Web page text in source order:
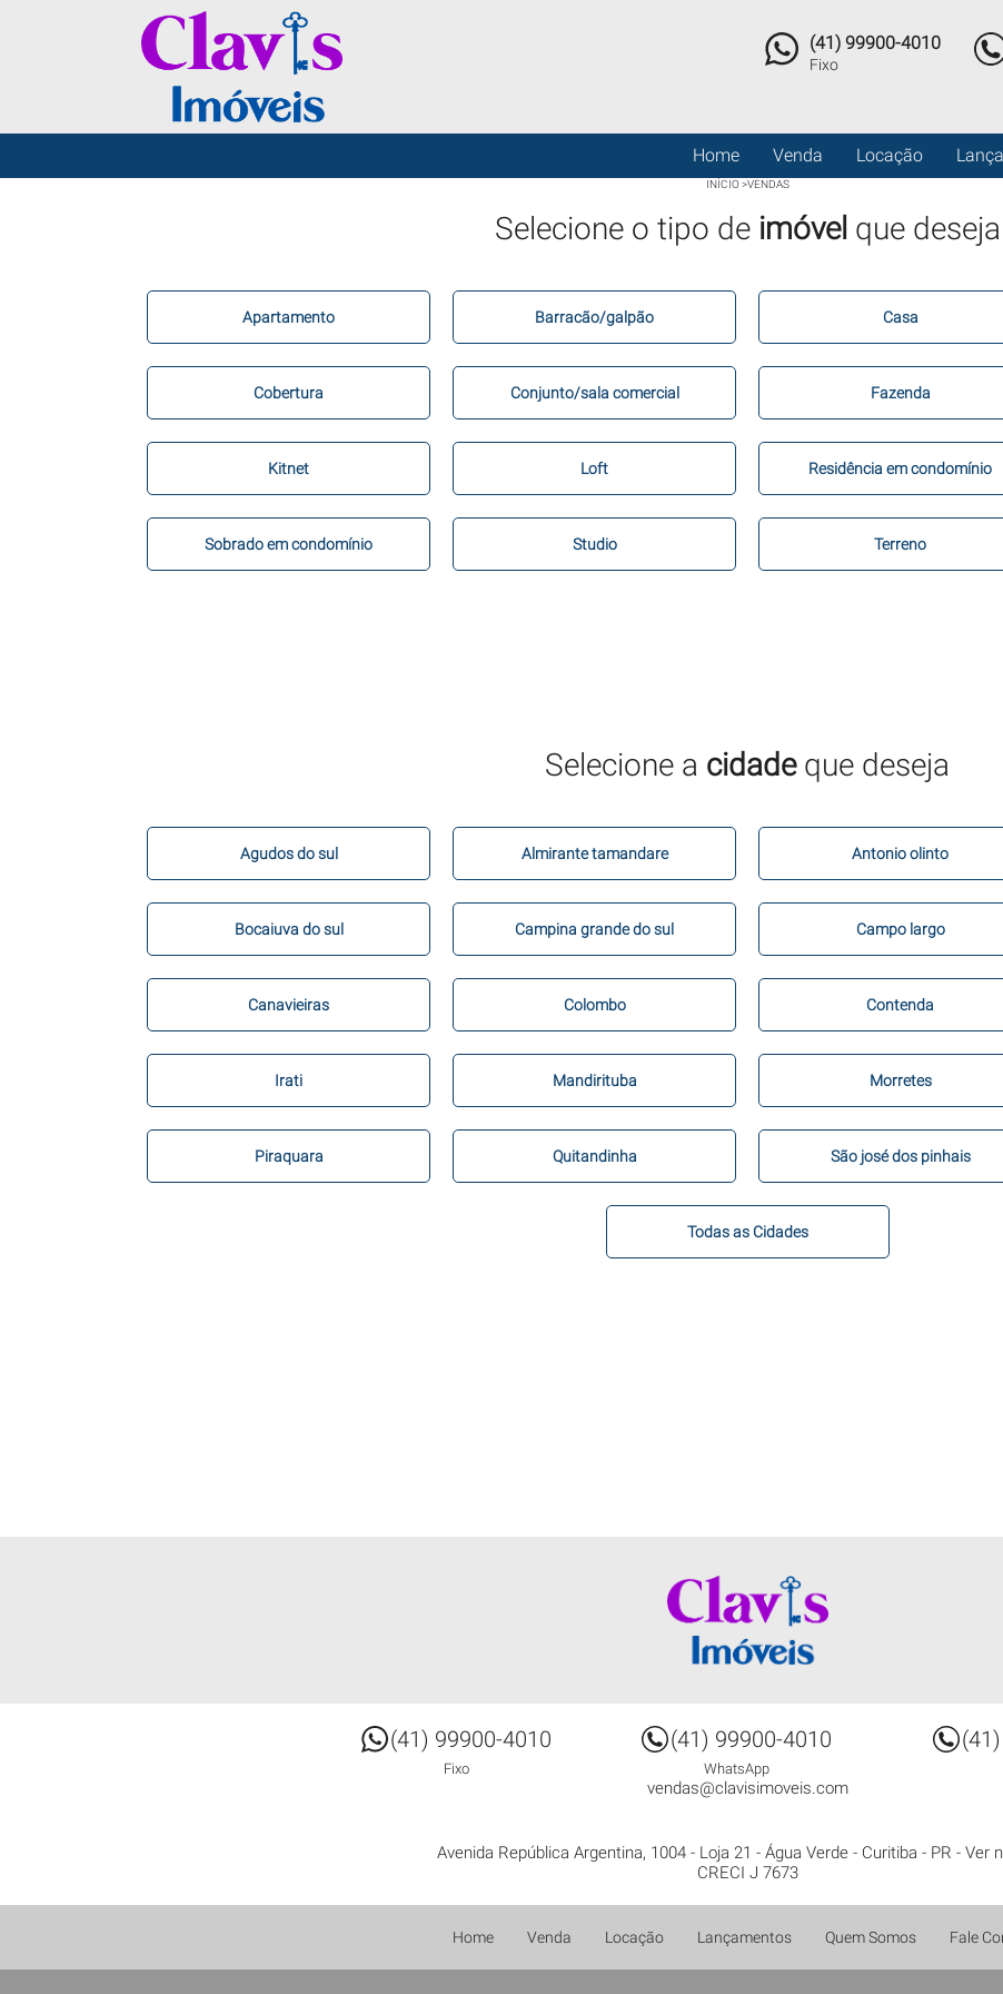
(41) 99900-4010
Fixo
Home Venda Locação
INÍCIO>VENDAS
Selecione o tipo de imóvel que deseja
Apartamento Barracão/galpão Casa
Cobertura Conjunto/sala comercial Fazenda
Kitnet Loft Residência em condomínio
Sobrado em condomínio Studio Terreno
Selecione a cidadeque deseja
Agudos do sul Almirante tamandare Antonio olinto
Bocaiuva do sul Campina grande do sul Campo largo
Canavieiras Colombo Contenda
Irati Mandirituba Morretes
Piraquara Quitandinha São josé dos pinhais
Todas as Cidades
(41) 99900-4010
Fixo
(41) 99900-4010
WhatsApp
vendas@clavisimoveis.com
Avenida República Argentina, 1004 - Loja 21 - Água Verde - Curitiba - PR - Ver
CRECI J 7673
Home Venda Locação Lançamentos Quem Somos Fale